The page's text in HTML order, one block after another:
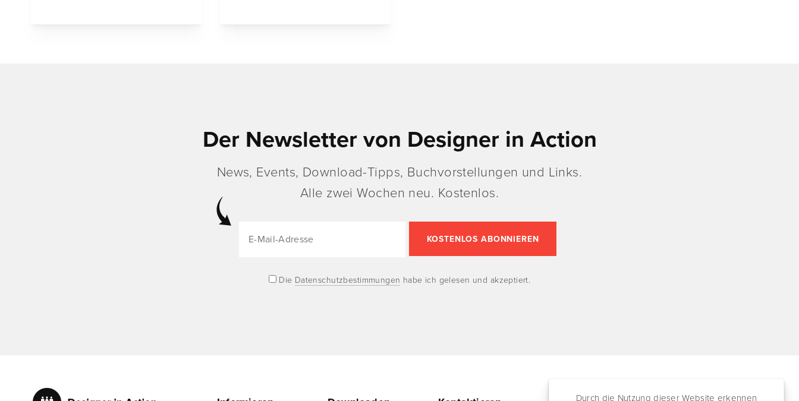
Durch die Nutzung dieser Website erkennen
Der Newsletter von Designer in Action
News, Events, Download-Tipps, Buchvorstellungen und Links.
Alle zwei Wochen neu. Kostenlos.
Die Datenschutzbestimmungen habe ich gelesen und akzeptiert.